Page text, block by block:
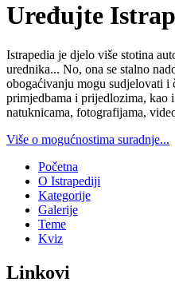
Uređujte
Istrapedia je djelo više stotina
urednika... No, ona se stalno
obogaćivanju mogu sudjelovati i
primjedbama i prijedlozima, kao
natuknicama, fotografijama,
Više o mogućnostima suradnje...
Početna
O Istrapediji
Kategorije
Galerije
Teme
Kviz
Linkovi